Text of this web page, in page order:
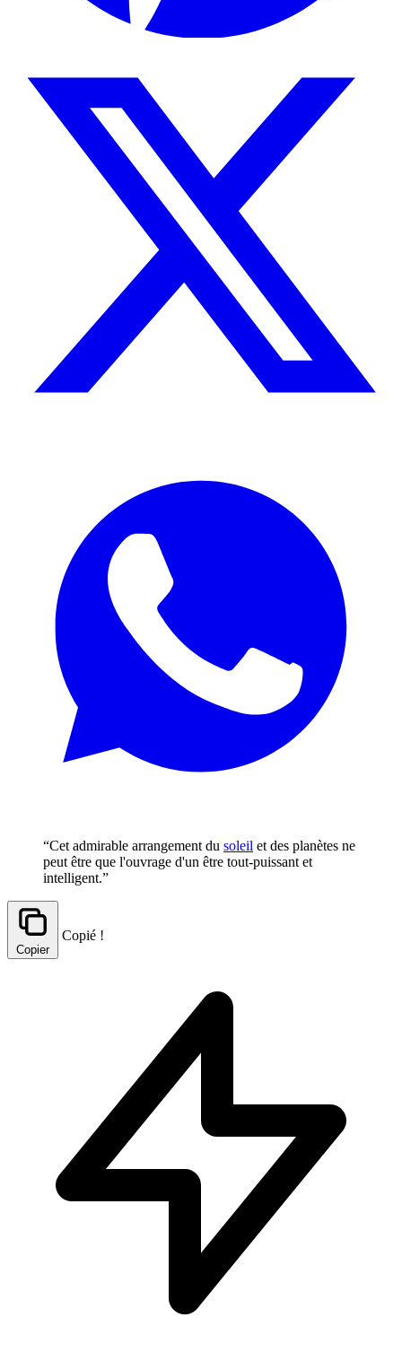
“Cet admirable arrangement du soleil et des planètes ne
peut être que l'ouvrage d'un être tout-puissant et
intelligent.”
Copier
Copié !